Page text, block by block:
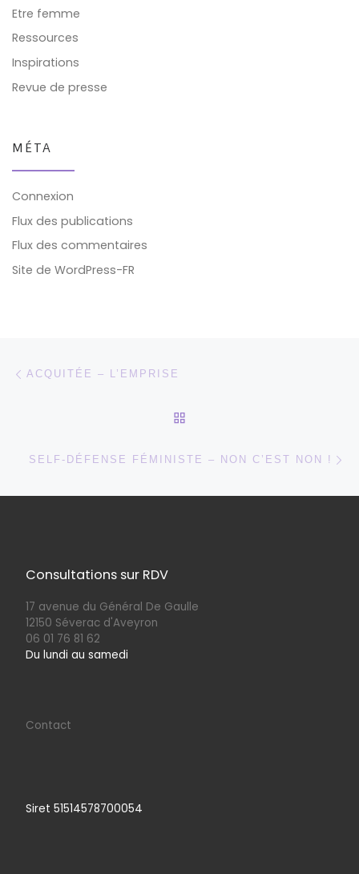
Etre femme
Ressources
Inspirations
Revue de presse
MÉTA
Connexion
Flux des publications
Flux des commentaires
Site de WordPress-FR
Parcourir les articles
ACQUITÉE – L’EMPRISE
SELF-DÉFENSE FÉMINISTE – NON C’EST NON !
Consultations sur RDV
17 avenue du Général De Gaulle
12150 Séverac d'Aveyron
06 01 76 81 62
Du lundi au samedi
Contact
Siret 51514578700054